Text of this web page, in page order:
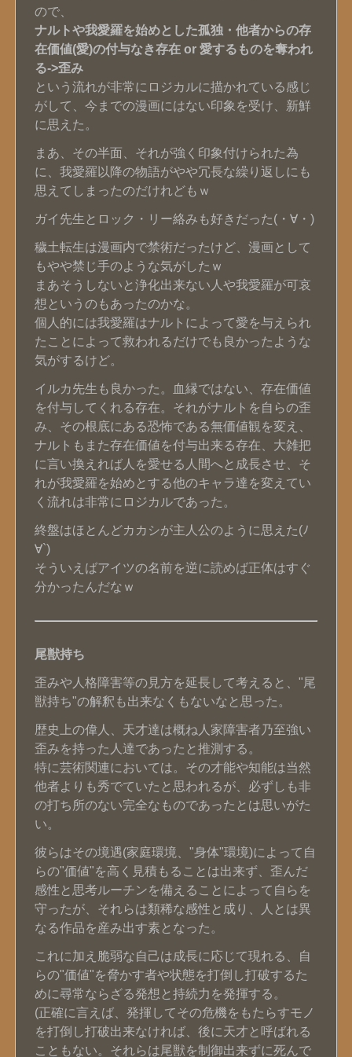
ので、
ナルトや我愛羅を始めとした孤独・他者からの存
在価値(愛)の付与なき存在 or 愛するものを奪われ
る->歪み
という流れが非常にロジカルに描かれている感じ
がして、今までの漫画にはない印象を受け、新鮮
に思えた。
まあ、その半面、それが強く印象付けられた為
に、我愛羅以降の物語がやや冗長な繰り返しにも
思えてしまったのだけれどもｗ
ガイ先生とロック・リー絡みも好きだった(・∀・)
穢土転生は漫画内で禁術だったけど、漫画として
もやや禁じ手のような気がしたｗ
まあそうしないと浄化出来ない人や我愛羅が可哀
想というのもあったのかな。
個人的には我愛羅はナルトによって愛を与えられ
たことによって救われるだけでも良かったような
気がするけど。
イルカ先生も良かった。血縁ではない、存在価値
を付与してくれる存在。それがナルトを自らの歪
み、その根底にある恐怖である無価値観を変え、
ナルトもまた存在価値を付与出来る存在、大雑把
に言い換えれば人を愛せる人間へと成長させ、そ
れが我愛羅を始めとする他のキャラ達を変えてい
く流れは非常にロジカルであった。
終盤はほとんどカカシが主人公のように思えた(ﾉ
∀`)
そういえばアイツの名前を逆に読めば正体はすぐ
分かったんだなｗ
尾獣持ち
歪みや人格障害等の見方を延長して考えると、"尾
獣持ち"の解釈も出来なくもないなと思った。
歴史上の偉人、天才達は概ね人家障害者乃至強い
歪みを持った人達であったと推測する。
特に芸術関連においては。その才能や知能は当然
他者よりも秀でていたと思われるが、必ずしも非
の打ち所のない完全なものであったとは思いがた
い。
彼らはその境遇(家庭環境、"身体"環境)によって自
らの"価値"を高く見積もることは出来ず、歪んだ
感性と思考ルーチンを備えることによって自らを
守ったが、それらは類稀な感性と成り、人とは異
なる作品を産み出す素となった。
これに加え脆弱な自己は成長に応じて現れる、自
らの"価値"を脅かす者や状態を打倒し打破するた
めに尋常ならざる発想と持続力を発揮する。
(正確に言えば、発揮してその危機をもたらすモノ
を打倒し打破出来なければ、後に天才と呼ばれる
こともない。それらは尾獣を制御出来ずに死んで